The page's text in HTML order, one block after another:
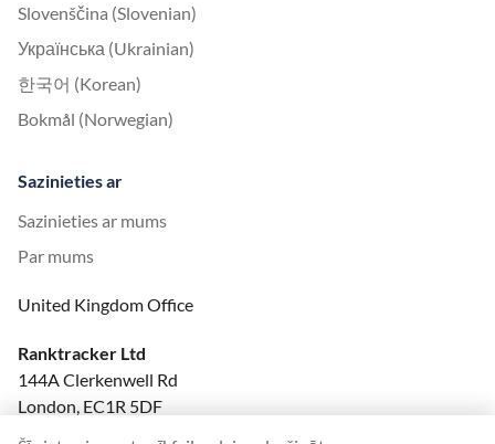
Slovenščina (Slovenian)
Українська (Ukrainian)
한국어 (Korean)
Bokmål (Norwegian)
Sazinieties ar
Sazinieties ar mums
Par mums
United Kingdom Office
Ranktracker Ltd
144A Clerkenwell Rd
London, EC1R 5DF